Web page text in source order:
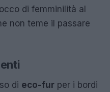
di femminilità al
non teme il passare
di eco-fur per i bordi